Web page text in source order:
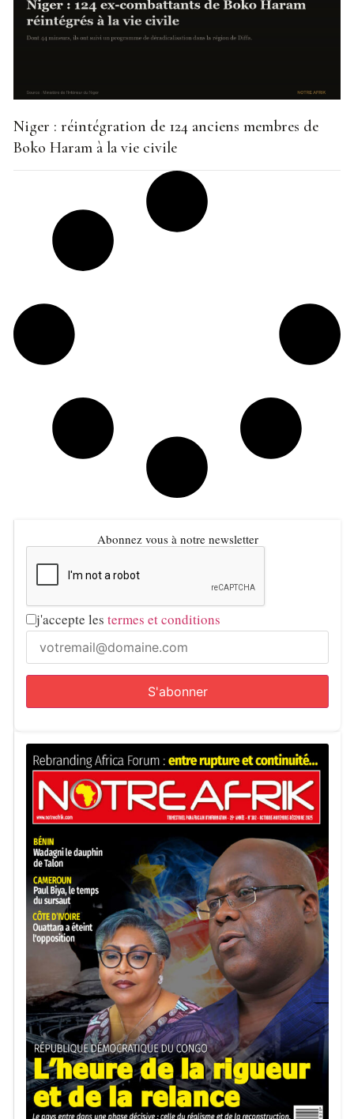
Niger : réintégration de 124 anciens membres de
Boko Haram à la vie civile
Abonnez vous à notre newsletter
j'accepte les termes et conditions